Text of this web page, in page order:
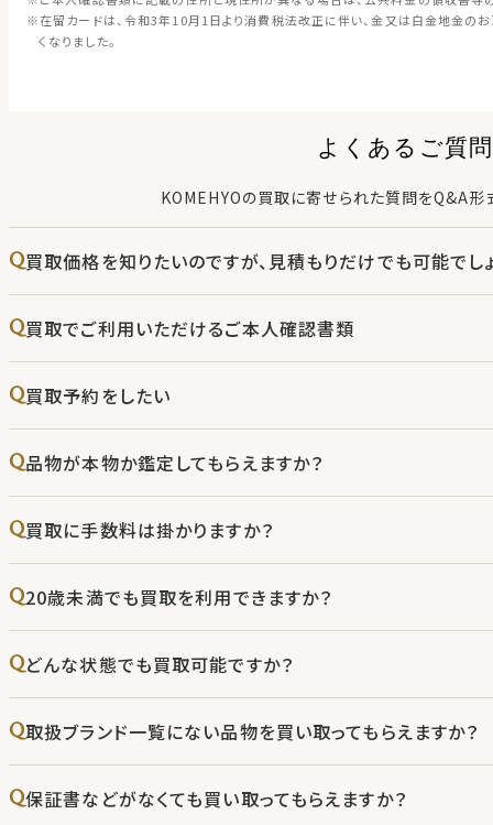
在留カードは、令和3年10月1日より消費税法改正に伴い、金又は白金地金の
くなりました。
よくあるご質問
KOMEHYOの買取に寄せられた質問をQ&A形
買取価格を知りたいのですが、見積もりだけでも可能でし
買取でご利用いただけるご本人確認書類
買取予約をしたい
品物が本物か鑑定してもらえますか？
買取に手数料は掛かりますか？
20歳未満でも買取を利用できますか？
どんな状態でも買取可能ですか？
取扱ブランド一覧にない品物を買い取ってもらえますか？
保証書などがなくても買い取ってもらえますか？